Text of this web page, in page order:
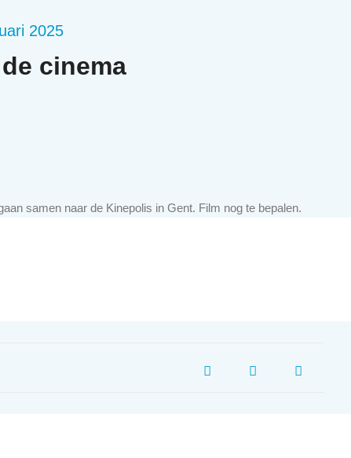
2025
cinema
samen naar de Kinepolis in Gent. Film nog te bepalen.